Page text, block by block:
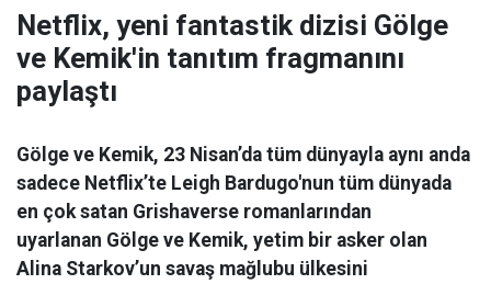
Netflix, yeni fantastik dizisi Gölge
ve Kemik'in tanıtım fragmanını
paylaştı
Gölge ve Kemik, 23 Nisan’da tüm dünyayla aynı anda
sadece Netflix’te Leigh Bardugo'nun tüm dünyada
en çok satan Grishaverse romanlarından
uyarlanan Gölge ve Kemik, yetim bir asker olan
Alina Starkov’un savaş mağlubu ülkesini